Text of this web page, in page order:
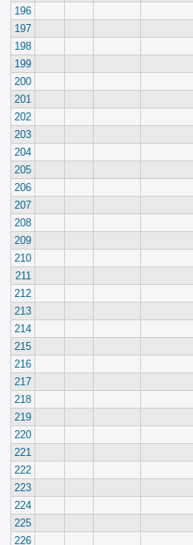
196
197
198
199
200
201
202
203
204
205
206
207
208
209
210
211
212
213
214
215
216
217
218
219
220
221
222
223
224
225
226